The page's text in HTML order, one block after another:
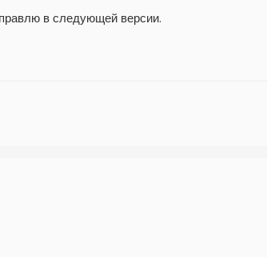
в следующей версии.